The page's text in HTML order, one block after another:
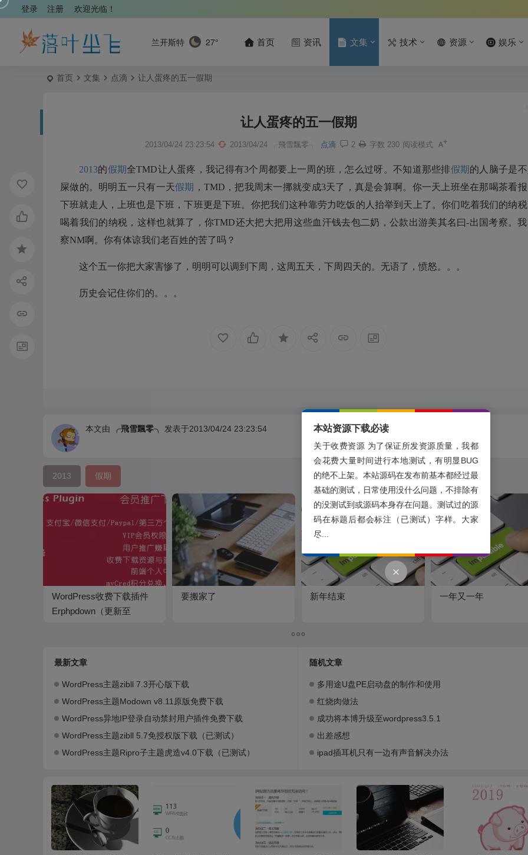
欢迎光临！
登录 注册
兰开斯特 27° 首页 资讯 文集 技术 资源 娱乐
首页 文集 点滴 让人蛋疼的五一假期
让人蛋疼的五一假期
2013/04/24 23:23:54 2013/04/24 ╭飛雪飄零╮ 点滴 2 字数 230 阅读模式
2013的假期全TMD让人蛋疼，我记得有3个周都要上一周的班，怎么过呀。不知道那些排假期的人脑子是
屎做的。明明五一只有一天假期 ，TMD，把我周末一挪就变成3天了，真是会算啊。你一天上班坐在那喝茶看报
下班就走人，上班也是下班，下班更是下班。你把我们这种靠劳力吃饭的人抬举到天上了。你们吃着我们的纳税
喝着我们的纳税，这样也就算了，你TMD还大把大把用这些血汗钱去包二奶，公款出游美其名曰-出国考察。
察NM啊。你有体谅我们老百姓的苦了吗？
这个五一你把大家害惨了，明明可以调到下周，这周五天，下周四天的。无语了，愤怒。。。
历史会记住你们的。。。
本文由 ╭飛雪飄零╮ 发表于2013/04/24 23:23:54
2013 假期
WordPress收费下载插件
Erphpdown（更新至
要搬家了 新年结束 一年又一年
最新文章
WordPress主题zibll 7.3开心版下载
WordPress主题Modown v8.11原版免费下载
WordPress异地IP登录自动禁封用户插件免费下载
WordPress主题zibll 5.7免授权版下载（已测试）
WordPress主题Ripro子主题虎造v4.0下载（已测试）
随机文章
多用途U盘PE启动盘的制作和使用
红烧肉做法
成功将本博升级至wordpress3.5.1
出差感想
ipad插耳机只有一边有声音解决办法
本站资源下载必读
关于收费资源 为了保证所发资源质量，我都
会花费大量时间进行本地测试，有明显BUG
的绝不上架。本站源码在发布前基本都经过最
基础的测试，日常使用没什么问题，不排除有
的没测试到或源码本身存在问题。测试过的源
码在标题后都会标注（已测试）字样。大家
尽...